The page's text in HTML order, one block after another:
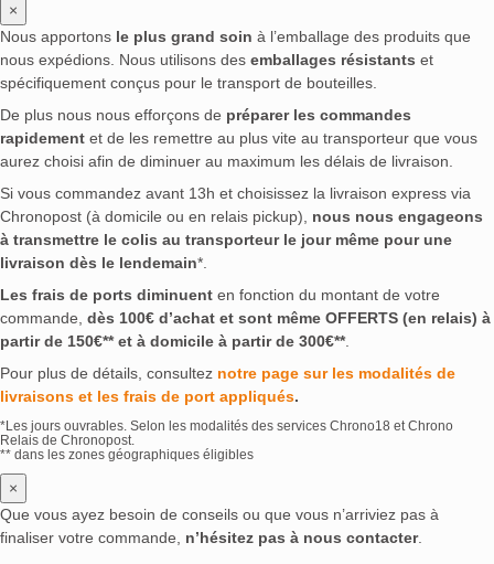
×
Nous apportons le plus grand soin à l’emballage des produits que
nous expédions. Nous utilisons des emballages résistants et
spécifiquement conçus pour le transport de bouteilles.
De plus nous nous efforçons de préparer les commandes
rapidement et de les remettre au plus vite au transporteur que vous
aurez choisi afin de diminuer au maximum les délais de livraison.
Si vous commandez avant 13h et choisissez la livraison express via
Chronopost (à domicile ou en relais pickup), nous nous engageons
à transmettre le colis au transporteur le jour même pour une
livraison dès le lendemain*.
Les frais de ports diminuent en fonction du montant de votre
commande, dès 100€ d’achat et sont même OFFERTS (en relais) à
partir de 150€** et à domicile à partir de 300€**.
Pour plus de détails, consultez notre page sur les modalités de
livraisons et les frais de port appliqués.
*Les jours ouvrables. Selon les modalités des services Chrono18 et Chrono
Relais de Chronopost.
** dans les zones géographiques éligibles
×
Que vous ayez besoin de conseils ou que vous n’arriviez pas à
finaliser votre commande, n’hésitez pas à nous contacter.